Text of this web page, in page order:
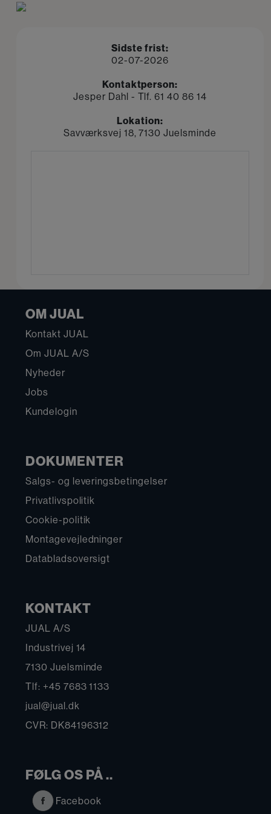
Sidste frist:
02-07-2026
Kontaktperson:
Jesper Dahl - Tlf. 61 40 86 14
Lokation:
Savværksvej 18, 7130 Juelsminde
OM JUAL
Kontakt JUAL
Om JUAL A/S
Nyheder
Jobs
Kundelogin
DOKUMENTER
Salgs- og leveringsbetingelser
Privatlivspolitik
Cookie-politik
Montagevejledninger
Databladsoversigt
KONTAKT
JUAL A/S
Industrivej 14
7130 Juelsminde
Tlf: +45 7683 1133
jual@jual.dk
CVR: DK84196312
FØLG OS PÅ ..
Facebook